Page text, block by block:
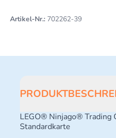
Artikel-Nr.: 702262-39
LEGO® Ninjago® Trading
Standardkarte